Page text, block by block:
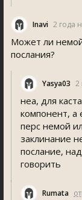
Inavi 2 года
Может ли
послания?
Yasya03 2
неа, для
компонент, а
перс немой
заклинание
послание,
говорить
Rumata